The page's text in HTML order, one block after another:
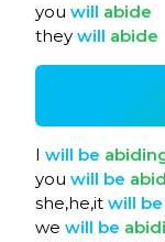
you will abide
they will abide
I will be
you will be
she,he,it will be
we will be